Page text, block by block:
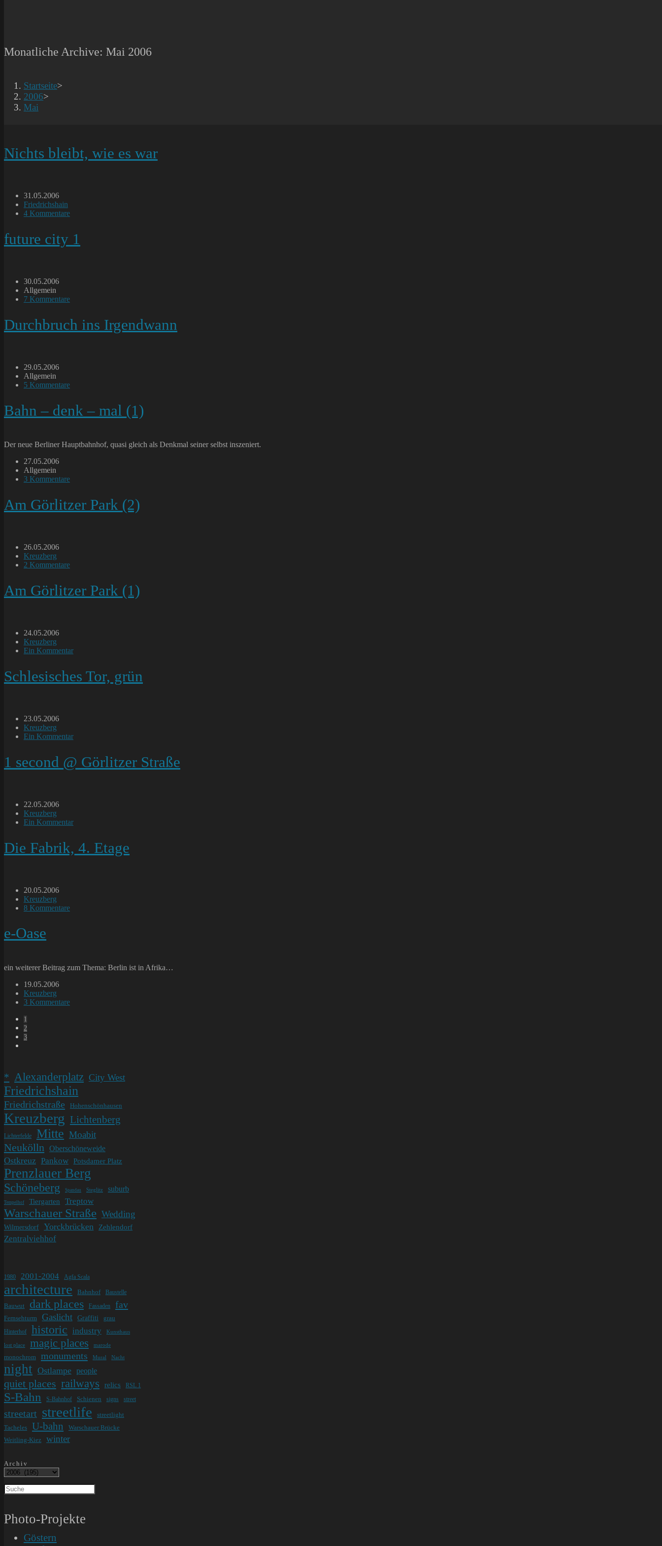
Monatliche Archive: Mai 2006
Startseite>
2006>
Mai
Nichts bleibt, wie es war
Beitrag
veröffentlicht:
31.05.2006
Beitrags-
Kategorie:
Friedrichshain
Beitrags-
4 Kommentare
future city 1
Beitrag
veröffentlicht:
30.05.2006
Beitrags-
Kategorie:
Allgemein
Beitrags-
7 Kommentare
Durchbruch ins Irgendwann
Beitrag
veröffentlicht:
29.05.2006
Beitrags-
Kategorie:
Allgemein
Beitrags-
5 Kommentare
Bahn – denk – mal (1)
Der neue Berliner Hauptbahnhof, quasi gleich als Denkmal seiner selbst inszeniert.
Beitrag
veröffentlicht:
27.05.2006
Beitrags-
Kategorie:
Allgemein
Beitrags-
3 Kommentare
Am Görlitzer Park (2)
Beitrag
veröffentlicht:
26.05.2006
Beitrags-
Kategorie:
Kreuzberg
Beitrags-
2 Kommentare
Am Görlitzer Park (1)
Beitrag
veröffentlicht:
24.05.2006
Beitrags-
Kategorie:
Kreuzberg
Beitrags-
Ein Kommentar
Schlesisches Tor, grün
Beitrag
veröffentlicht:
23.05.2006
Beitrags-
Kategorie:
Kreuzberg
Beitrags-
Ein Kommentar
1 second @ Görlitzer Straße
Beitrag
veröffentlicht:
22.05.2006
Beitrags-
Kategorie:
Kreuzberg
Beitrags-
Ein Kommentar
Die Fabrik, 4. Etage
Beitrag
veröffentlicht:
20.05.2006
Beitrags-
Kategorie:
Kreuzberg
Beitrags-
8 Kommentare
e-Oase
ein weiterer Beitrag zum Thema: Berlin ist in Afrika…
Beitrag
veröffentlicht:
19.05.2006
Beitrags-
Kategorie:
Kreuzberg
Beitrags-
3 Kommentare
1
2
3
* Alexanderplatz City West
Friedrichshain
Friedrichstraße Hohenschönhausen
Kreuzberg Lichtenberg
Lichterfelde Mitte Moabit
Neukölln Oberschöneweide
Ostkreuz Pankow Potsdamer Platz
Prenzlauer Berg
Schöneberg Spandau Steglitz suburb
Tempelhof Tiergarten Treptow
Warschauer Straße Wedding
Wilmersdorf Yorckbrücken Zehlendorf
Zentralviehhof
1980 2001-2004 Agfa Scala
architecture Bahnhof Baustelle
Bauwut dark places Fassaden fav
Fernsehturm Gaslicht Graffiti grau
Hinterhof historic industry Kunsthaus
lost place magic places marode
monochrom monuments Mural Nacht
night Ostlampe people
quiet places railways relics RSL 1
S-Bahn S-Bahnhof Schienen signs street
streetart streetlife streetlight
Tacheles U-bahn
Warschauer Brücke
Weitling-Kiez
winter
Archiv
Photo-Projekte
Göstern